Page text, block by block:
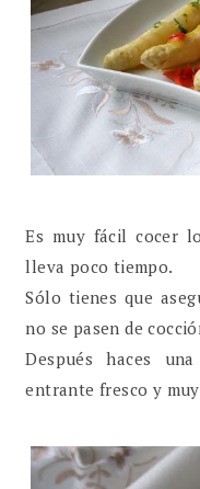
Es muy fácil cocer
lleva poco tiempo.
Sólo tienes que
no se pasen de
Después haces
entrante fresco y